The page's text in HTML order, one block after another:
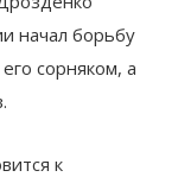
химией
начал борьбу
сорняком, а